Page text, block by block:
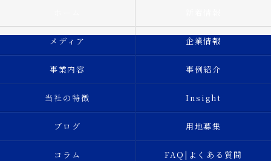
メディア 企業情報
事業内容 事例紹介
当社の特徴 Insight
ブログ 用地募集
コラム FAQ|よくある質問